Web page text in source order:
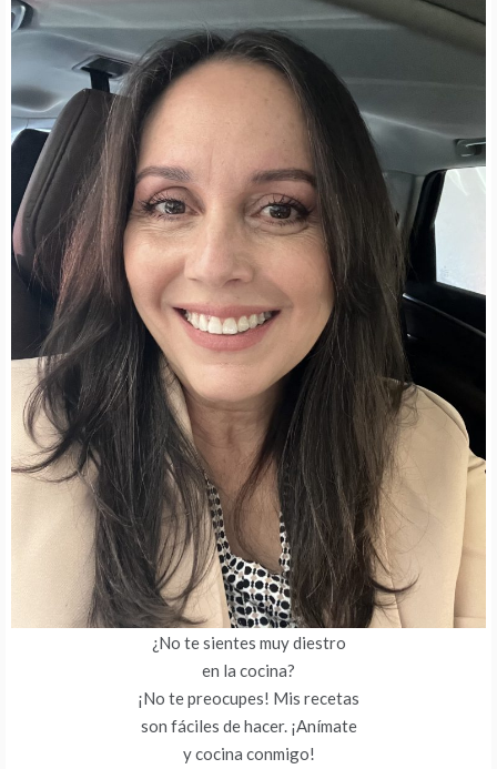
¿No te sientes muy diestro
en la cocina?
¡No te preocupes! Mis recetas
son fáciles de hacer. ¡Anímate
y cocina conmigo!